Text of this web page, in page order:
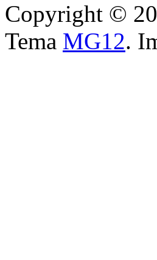
Copyright ©
Tema MG12.